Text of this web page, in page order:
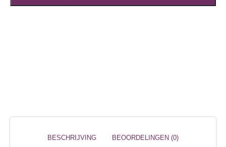
BESCHRIJVING BEOORDELINGEN (0)